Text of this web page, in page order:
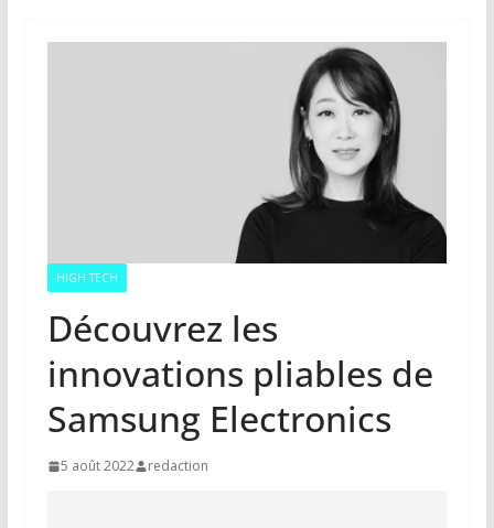
HIGH TECH
Découvrez les
innovations pliables de
Samsung Electronics
5 août 2022 redaction